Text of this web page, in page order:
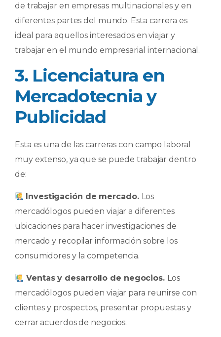
de trabajar en empresas multinacionales y en
diferentes partes del mundo. Esta carrera es
ideal para aquellos interesados en viajar y
trabajar en el mundo empresarial internacional.
3. Licenciatura en
Mercadotecnia y
Publicidad
Esta es una de las carreras con campo laboral
muy extenso, ya que se puede trabajar dentro
de:
Investigación de mercado. Los
mercadólogos pueden viajar a diferentes
ubicaciones para hacer investigaciones de
mercado y recopilar información sobre los
consumidores y la competencia.
Ventas y desarrollo de negocios. Los
mercadólogos pueden viajar para reunirse con
clientes y prospectos, presentar propuestas y
cerrar acuerdos de negocios.